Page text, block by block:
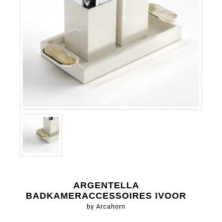
ARGENTELLA
BADKAMERACCESSOIRES IVOOR
by Arcahorn